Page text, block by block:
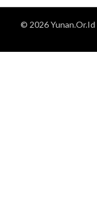
© 2026 Yunan.Or.Id